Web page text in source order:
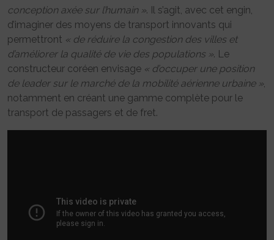
conception axée sur l’humain ». Il s’agit, avec cet engin,
d’imaginer des moyens de transport innovants qui
permettront « de réduire la congestion des villes et
d’améliorer la qualité de vie des populations ». Le
constructeur coréen envisage « d’occuper une position
de leader sur le marché de la mobilité aérienne urbaine »,
notamment en créant une gamme complète pour le
transport de passagers et de fret.